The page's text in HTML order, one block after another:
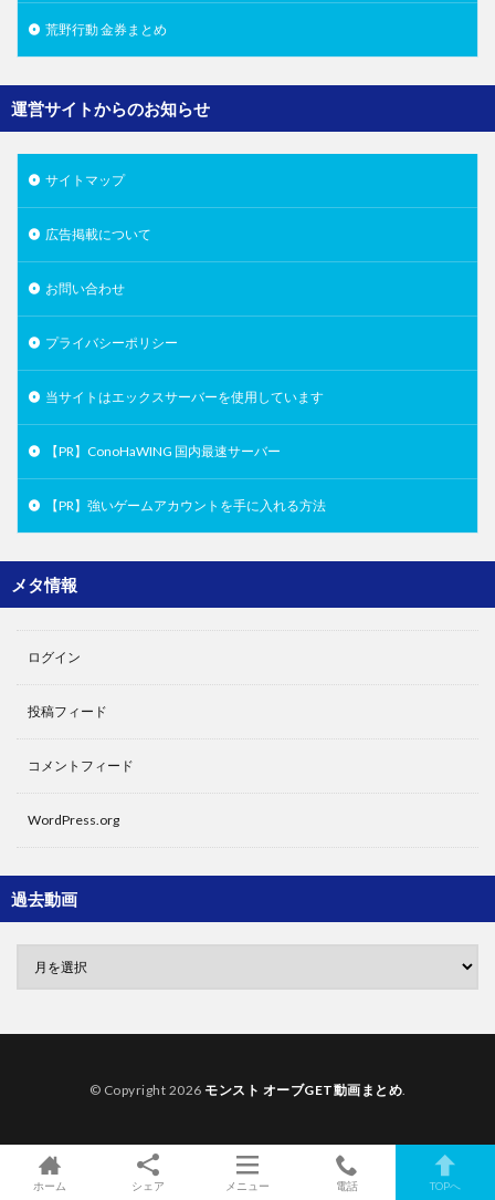
荒野行動 金券まとめ
運営サイトからのお知らせ
サイトマップ
広告掲載について
お問い合わせ
プライバシーポリシー
当サイトはエックスサーバーを使用しています
【PR】ConoHaWING 国内最速サーバー
【PR】強いゲームアカウントを手に入れる方法
メタ情報
ログイン
投稿フィード
コメントフィード
WordPress.org
過去動画
© Copyright 2026 モンスト オーブGET動画まとめ
ホーム シェア メニュー 電話 TOPへ